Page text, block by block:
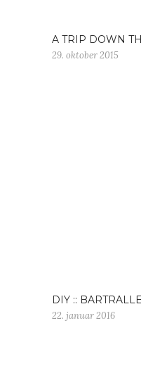
A TRIP DOWN
29. oktober 2015
DIY :: BARTRALLE
22. januar 2016